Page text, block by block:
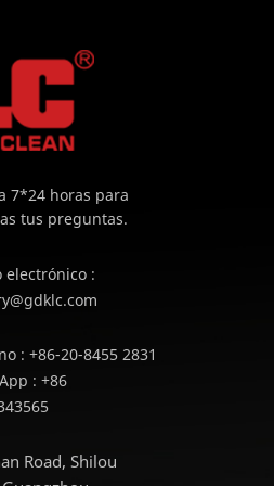
7*24 horas para
tus preguntas.
electrónico :
: +86-20-8455 2831
: +86
Road, Shilou